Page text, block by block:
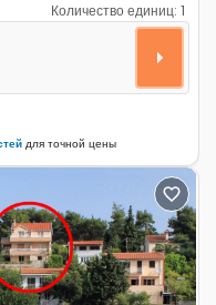
Количество единиц: 1
Басина - Basina, Хвар -
для точной цены